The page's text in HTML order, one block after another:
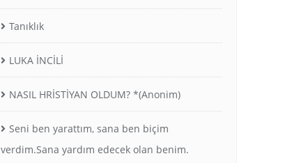
Tanıklık
LUKA İNCİLİ
NASIL HRİSTİYAN OLDUM? *(Anonim)
Seni ben yarattım, sana ben biçim
verdim.Sana yardım edecek olan benim.